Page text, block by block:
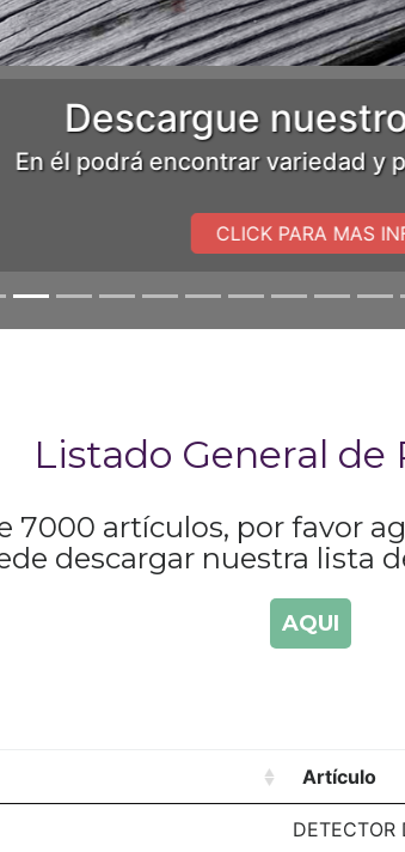
Descargue
En él podrá encontrar variedad y
CLICK PARA MAS
Listado General de
7000 artículos, por favor
descargar nuestra lista
AQUI
Artículo